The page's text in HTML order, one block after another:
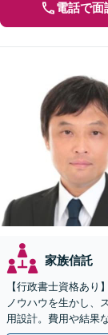
電話で面
家族信託
【行政書士資格あり
ノウハウを生かし、
用設計。費用や結果